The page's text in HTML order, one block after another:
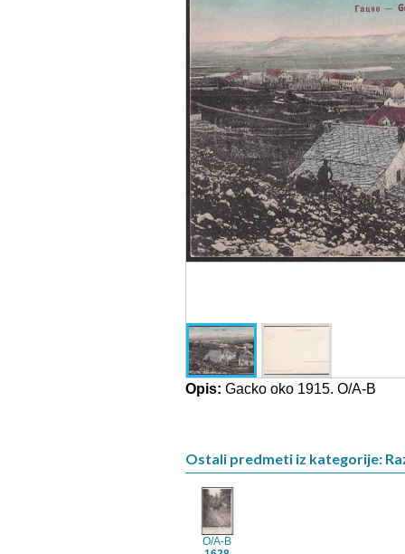
Opis: Gacko oko 1915. O/A-B
Ostali predmeti iz kategorije:
O/A-B